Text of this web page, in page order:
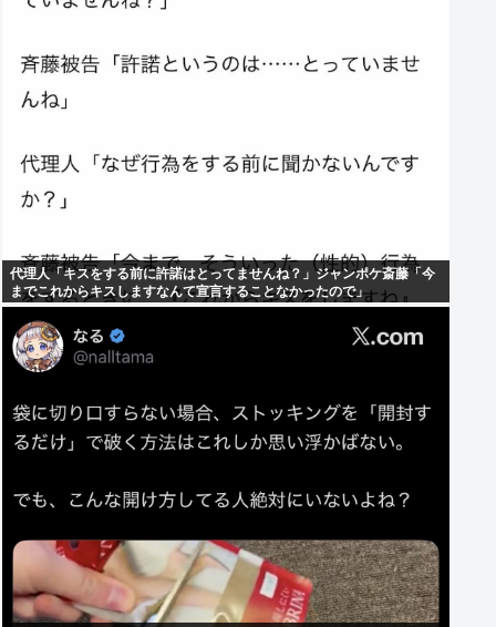
代理人「キスをする前に許諾はとってませんね？」ジャンポケ斎藤「今
までこれからキスしますなんて宣言することなかったので」